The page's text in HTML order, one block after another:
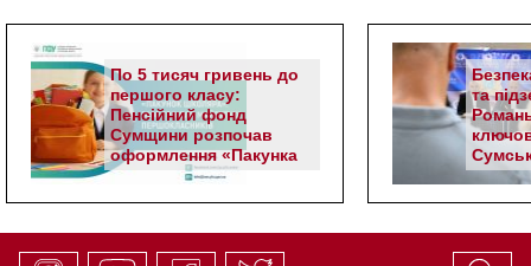
По 5 тисяч гривень до
першого класу:
Пенсійний фонд
Сумщини розпочав
оформлення «Пакунка
школяра»
та